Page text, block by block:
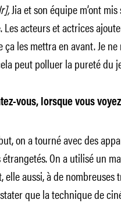
Jia et son équipe m’ont
Les acteurs et actrices
ça les mettra en avant. Je
peut polluer la pureté du
vous, lorsque vous
on a tourné avec des
étrangetés. On a utilisé un
elle aussi, à de nombreuses
que la technique de